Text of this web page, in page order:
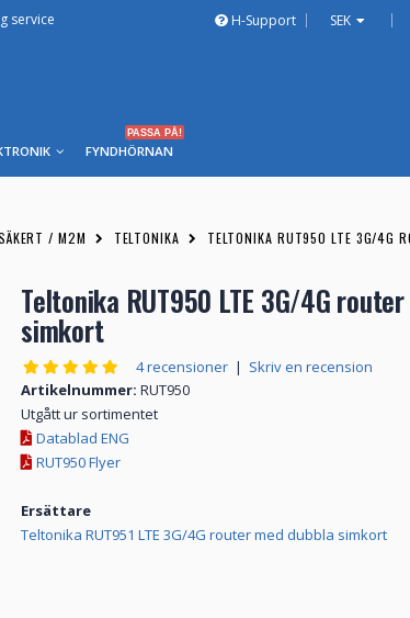
service H-Support SEK |
FYNDHÖRNAN
PASSA PÅ!
/ M2M TELTONIKA TELTONIKA RUT950 LTE 3G/4G
Teltonika RUT950 LTE 3G/4G
simkort
4 recensioner | Skriv en recension
Artikelnummer: RUT950
Utgått ur sortimentet
Datablad ENG
RUT950 Flyer
Ersättare
Teltonika RUT951 LTE 3G/4G router med dubbla simkort